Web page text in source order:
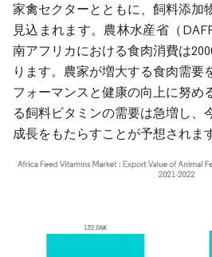
家禽セクターとともに、飼料添加
見込まれます。農林水産省（
南アフリカにおける食肉消費は
ります。農家が増大する食肉需要
フォーマンスと健康の向上に努め
る飼料ビタミンの需要は急増し、
成長をもたらすことが予想されま